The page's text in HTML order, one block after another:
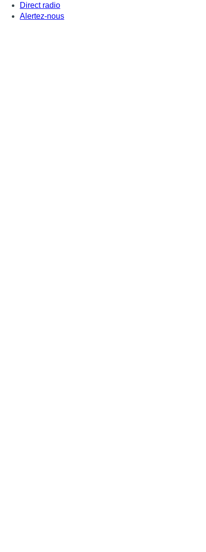
Direct radio
Alertez-nous